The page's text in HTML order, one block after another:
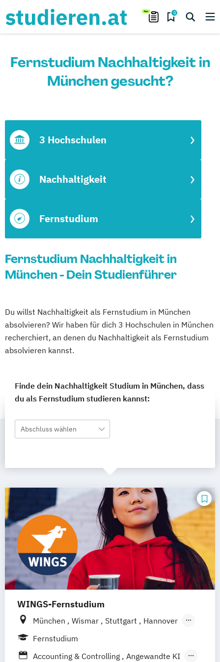
0
Fernstudium Nachhaltigkeit in
München gesucht?
Fernstudium
Nachhaltigkeit
3 Hochschulen
Fernstudium Nachhaltigkeit in
München - Dein Studienführer
Du willst Nachhaltigkeit als Fernstudium in München
absolvieren? Wir haben für dich 3 Hochschulen in München
recherchiert, an denen du Nachhaltigkeit als Fernstudium
absolvieren kannst.
Finde dein Nachhaltigkeit Studium in München, dass
du als Fernstudium studieren kannst:
Abschluss wählen
WINGS-Fernstudium
München Wismar Stuttgart
Hannover
Leipzig
Frankfurt am Main
Fernstudium
Accounting & Controlling
Angewandte KI